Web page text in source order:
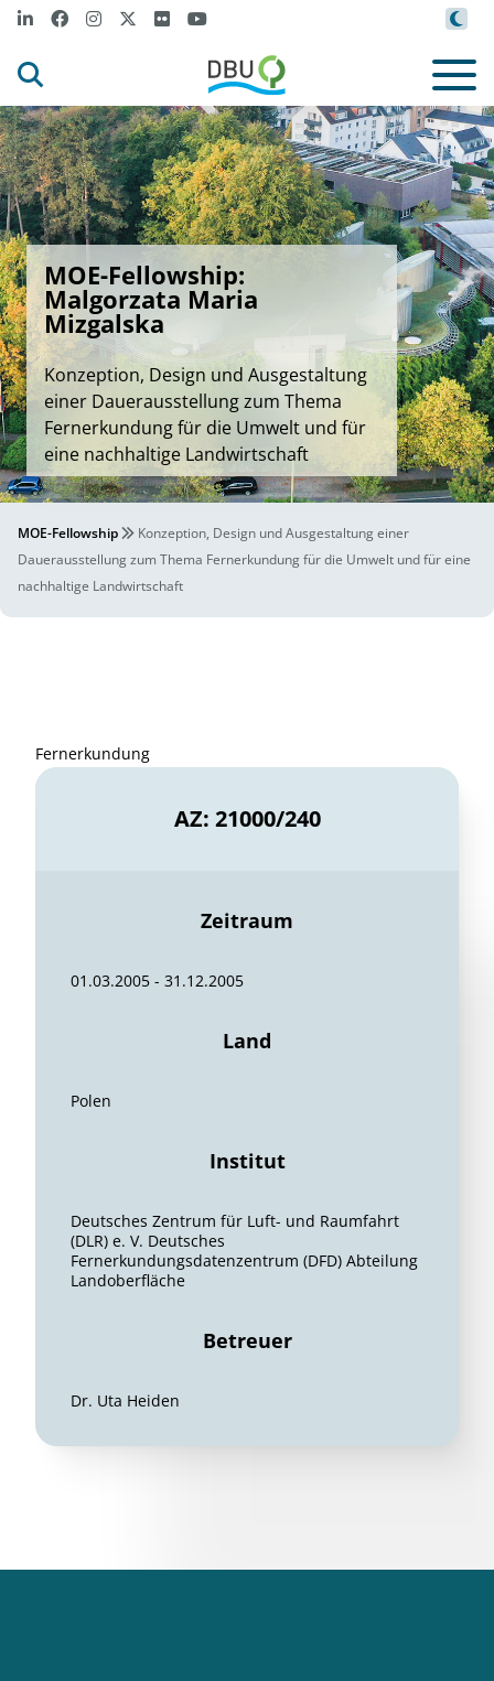
MOE-Fellowship:
Malgorzata Maria
Mizgalska
Konzeption, Design und Ausgestaltung
einer Dauerausstellung zum Thema
Fernerkundung für die Umwelt und für
eine nachhaltige Landwirtschaft
MOE-Fellowship
Konzeption, Design und Ausgestaltung einer
Dauerausstellung zum Thema Fernerkundung für die Umwelt und für eine
nachhaltige Landwirtschaft
Fernerkundung
AZ: 21000/240
Zeitraum
01.03.2005 - 31.12.2005
Land
Polen
Institut
Deutsches Zentrum für Luft- und Raumfahrt
(DLR) e. V. Deutsches
Fernerkundungsdatenzentrum (DFD) Abteilung
Landoberfläche
Betreuer
Dr. Uta Heiden